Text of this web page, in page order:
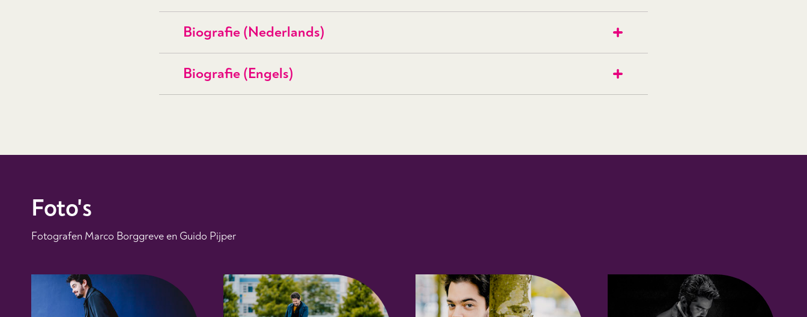
Biografie (Nederlands)
Biografie (Engels)
Foto's
Fotografen Marco Borggreve en Guido Pijper